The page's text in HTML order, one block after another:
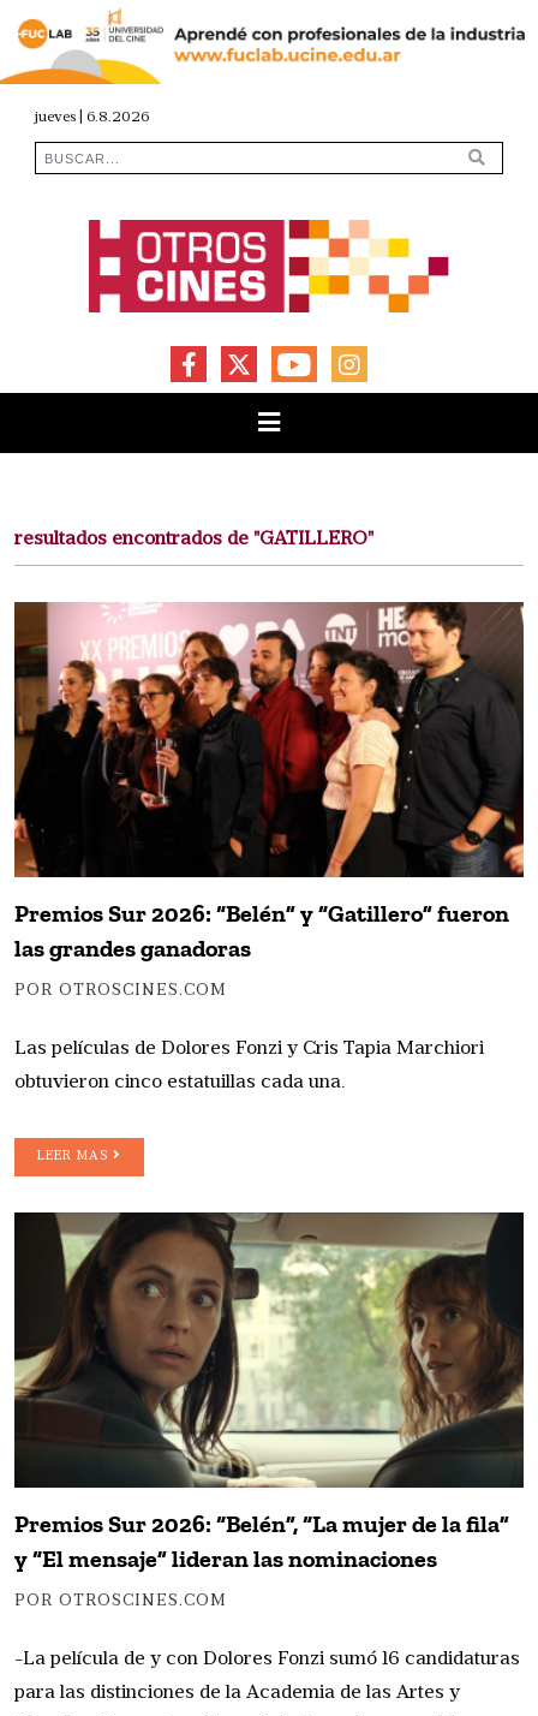
jueves | 6.8.2026
FACEBOOKYOUTUBEINSTAGRAM
resultados encontrados de "GATILLERO"
Premios Sur 2026: “Belén” y “Gatillero” fueron
las grandes ganadoras
POR OTROSCINES.COM
Las películas de Dolores Fonzi y Cris Tapia Marchiori
obtuvieron cinco estatuillas cada una.
LEER MAS
Premios Sur 2026: “Belén”, “La mujer de la fila”
y “El mensaje” lideran las nominaciones
POR OTROSCINES.COM
-La película de y con Dolores Fonzi sumó 16 candidaturas
para las distinciones de la Academia de las Artes y